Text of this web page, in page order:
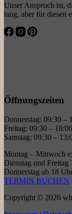
Unser Anspruch ist,
lang, aber für diesen
Öffnungszeiten
Donnerstag: 09:30 –
Freitag: 09:30 –
Samstag: 09:30 –
Montag – Mittwoch
Dienstag und Freitag
Donnerstag ab 18
TERMIN BUCHEN
Copyright © 2026